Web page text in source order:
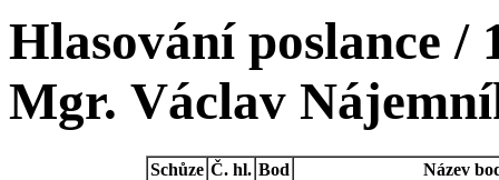
Hlasování poslance /
Mgr. Václav
Schůze Č. hl. Bod
Název